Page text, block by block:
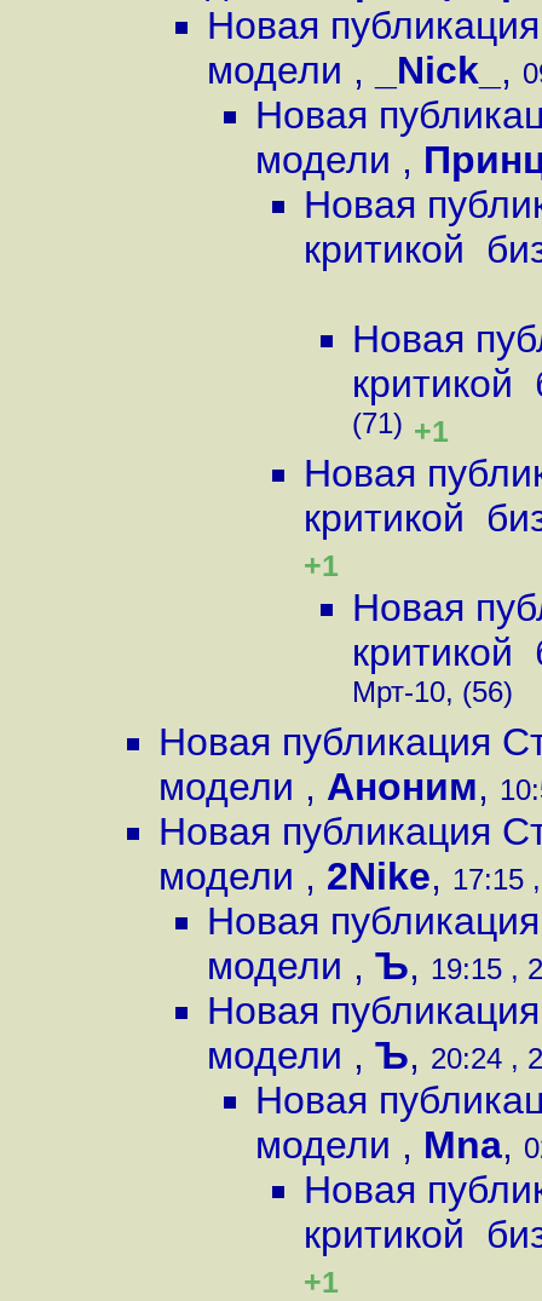
Новая
модели , _Nick_ ,
Новая
модели ,
Новая
критикой
Новая
(71) +1
Новая
критикой
+1
Новая
Мрт-10, (56)
Новая публикация
модели , Аноним,
Новая публикация
модели , 2Nike, 17:15
Новая
модели , Ъ, 19:15 ,
Новая
модели , Ъ, 20:24 ,
Новая
модели , Mna,
Новая
критикой
+1